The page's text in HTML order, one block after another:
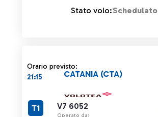
Stato volo:Schedulato
Orario previsto:
21:15
V7 6052
Operato da:
CATANIA (CTA)
T1